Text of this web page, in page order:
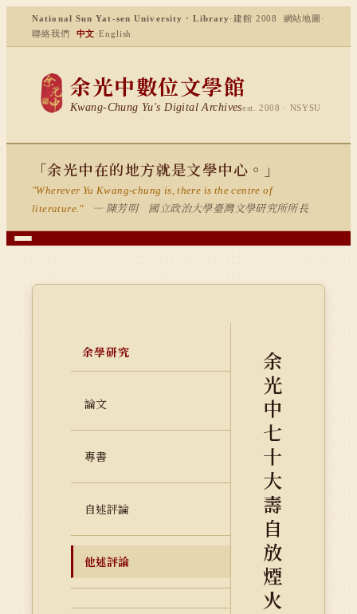
National Sun Yat-sen University · Library ·建館 2008 網站地圖 ·
聯絡我們
中文·English
余光中數位文學館
Kwang-Chung Yu's Digital Archivesest. 2008 · NSYSU
「余光中在的地方就是文學中心。」
"Wherever Yu Kwang-chung is, there is the centre of
literature."
— 陳芳明 國立政治大學臺灣文學研究所所長
余學研究
論文
專書
自述評論
他述評論
余
光
中
七
十
大
壽
自
放
煙
火